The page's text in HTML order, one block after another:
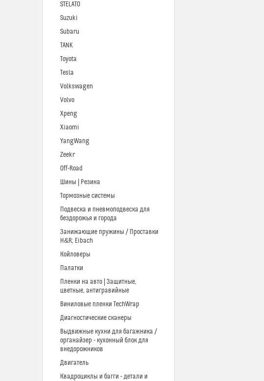
STELATO
Suzuki
Subaru
TANK
Toyota
Tesla
Volkswagen
Volvo
Xpeng
Xiaomi
YangWang
Zeekr
Off-Road
Шины | Резина
Тормозные системы
Подвеска и пневмоподвеска для
бездорожья и города
Занижающие пружины / Проставки
H&R; Eibach
Койловеры
Палатки
Пленки на авто | Защитные,
цветные, антигравийные
Виниловые пленки TechWrap
Диагностические сканеры
Выдвижные кухни для багажника /
органайзер - кухонный блок для
внедорожников
Двигатель
Квадроциклы и багги - детали и